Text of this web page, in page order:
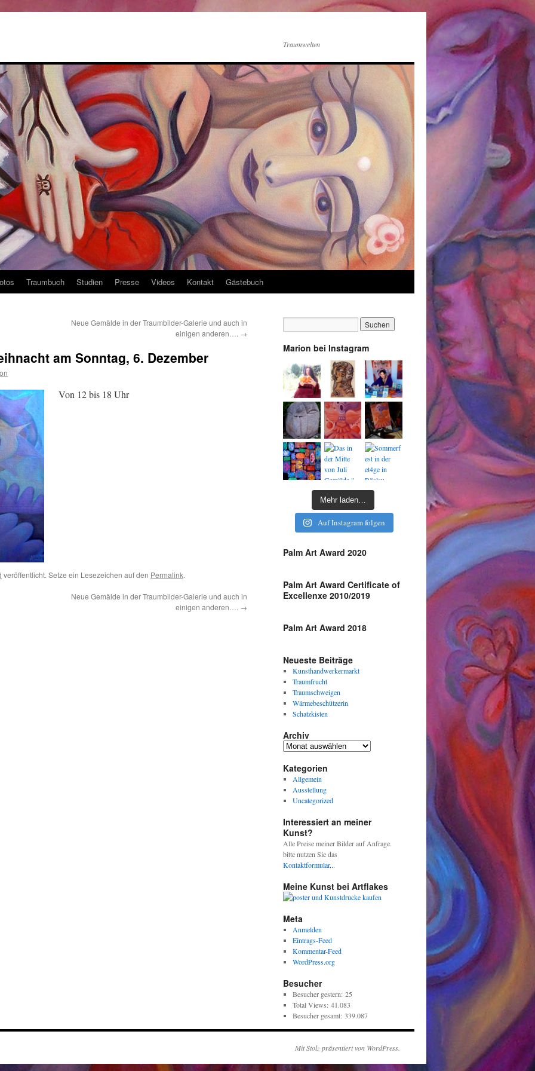
Traumwelten
Traumbuch Studien Presse Videos Kontakt Gästebuch
Neue Gemälde in der Traumbilder-Galerie und auch in
einigen anderen…. →
am Sonntag, 6. Dezember
Von 12 bis 18 Uhr
veröffentlicht. Setze ein Lesezeichen auf den Permalink.
Neue Gemälde in der Traumbilder-Galerie und auch in
einigen anderen…. →
Marion bei Instagram
Mehr laden…
Auf Instagram folgen
Palm Art Award 2020
Palm Art Award Certificate of
Excellenxe 2010/2019
Palm Art Award 2018
Neueste Beiträge
Kunsthandwerkermarkt
Traumfrucht
Traumschweigen
Wärmebeschützerin
Schatzkisten
Archiv
Archiv
Kategorien
Allgemein
Ausstellung
Uncategorized
Interessiert an meiner
Kunst?
Alle Preise meiner Bilder auf Anfrage.
bitte nutzen Sie das
Kontaktformular...
Meine Kunst bei Artflakes
Meta
Anmelden
Eintrags-Feed
Kommentar-Feed
WordPress.org
Besucher
Besucher gestern: 25
Total Views: 41.083
Besucher gesamt: 339.087
Mit Stolz präsentiert von WordPress.